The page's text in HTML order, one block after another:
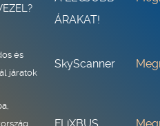
ÁRAKAT!
és
járatok
SkyScanner
FLiXBUS